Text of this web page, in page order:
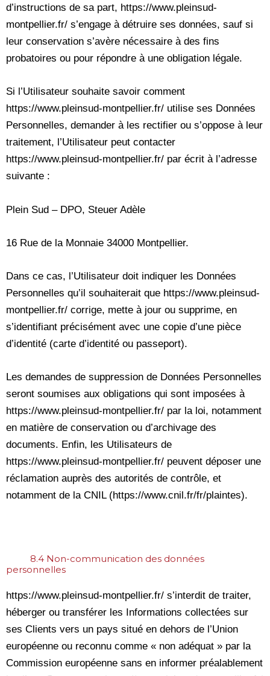
d’instructions de sa part, https://www.pleinsud-
montpellier.fr/ s’engage à détruire ses données, sauf si
leur conservation s’avère nécessaire à des fins
probatoires ou pour répondre à une obligation légale.
Si l’Utilisateur souhaite savoir comment
https://www.pleinsud-montpellier.fr/ utilise ses Données
Personnelles, demander à les rectifier ou s’oppose à leur
traitement, l’Utilisateur peut contacter
https://www.pleinsud-montpellier.fr/ par écrit à l’adresse
suivante :
Plein Sud – DPO, Steuer Adèle
16 Rue de la Monnaie 34000 Montpellier.
Dans ce cas, l’Utilisateur doit indiquer les Données
Personnelles qu’il souhaiterait que https://www.pleinsud-
montpellier.fr/ corrige, mette à jour ou supprime, en
s’identifiant précisément avec une copie d’une pièce
d’identité (carte d’identité ou passeport).
Les demandes de suppression de Données Personnelles
seront soumises aux obligations qui sont imposées à
https://www.pleinsud-montpellier.fr/ par la loi, notamment
en matière de conservation ou d’archivage des
documents. Enfin, les Utilisateurs de
https://www.pleinsud-montpellier.fr/ peuvent déposer une
réclamation auprès des autorités de contrôle, et
notamment de la CNIL (https://www.cnil.fr/fr/plaintes).
8.4 Non-communication des données
personnelles
https://www.pleinsud-montpellier.fr/ s’interdit de traiter,
héberger ou transférer les Informations collectées sur
ses Clients vers un pays situé en dehors de l’Union
européenne ou reconnu comme « non adéquat » par la
Commission européenne sans en informer préalablement